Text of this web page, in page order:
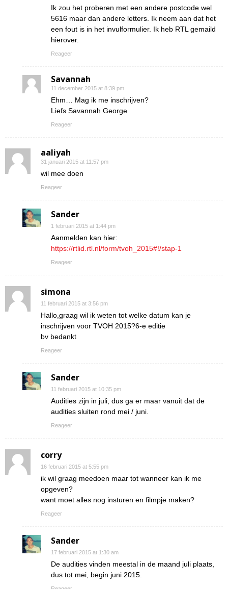
Ik zou het proberen met een andere postcode wel
5616 maar dan andere letters. Ik neem aan dat het
een fout is in het invulformulier. Ik heb RTL gemaild
hierover.
Reageer
Savannah
11 december 2015 at 8:39 pm
Ehm… Mag ik me inschrijven?
Liefs Savannah George
Reageer
aaliyah
31 januari 2015 at 11:57 pm
wil mee doen
Reageer
Sander
1 februari 2015 at 1:44 pm
Aanmelden kan hier:
https://rtlid.rtl.nl/form/tvoh_2015#!/stap-1
Reageer
simona
11 februari 2015 at 3:56 pm
Hallo,graag wil ik weten tot welke datum kan je
inschrijven voor TVOH 2015?6-e editie
bv bedankt
Reageer
Sander
11 februari 2015 at 10:35 pm
Audities zijn in juli, dus ga er maar vanuit dat de
audities sluiten rond mei / juni.
Reageer
corry
16 februari 2015 at 5:55 pm
ik wil graag meedoen maar tot wanneer kan ik me
opgeven?
want moet alles nog insturen en filmpje maken?
Reageer
Sander
17 februari 2015 at 1:30 am
De audities vinden meestal in de maand juli plaats,
dus tot mei, begin juni 2015.